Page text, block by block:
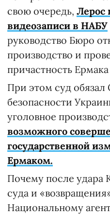
свою очередь, Лерос
видеозаписи в НАБУ
руководство Бюро
производство и
причастность
При этом суд обязал
безопасности
уголовное
возможного
государственной
Ермаком.
Почему после удара
суда и
Национальному